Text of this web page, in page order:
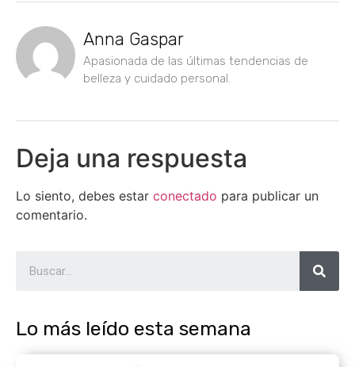
Anna Gaspar
Apasionada de las últimas tendencias de
belleza y cuidado personal.
Deja una respuesta
Lo siento, debes estar conectado para publicar un
comentario.
Lo más leído esta semana